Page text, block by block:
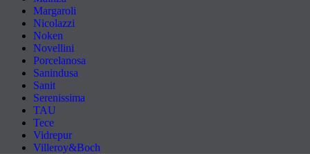
Margaroli
Nicolazzi
Noken
Novellini
Porcelanosa
Sanindusa
Sanit
Serenissima
TAU
Tece
Vidrepur
Villeroy&Boch